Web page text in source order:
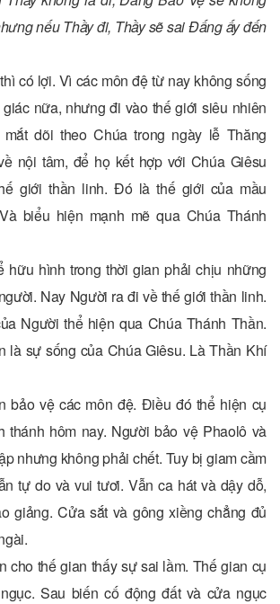
nếu Thầy đi, Thầy sẽ sai Đấng ấy đến
có lợi. Vì các môn đệ từ nay không sống
nữa, nhưng đi vào thế giới siêu nhiên
dõi theo Chúa trong ngày lễ Thăng
nội tâm, để họ kết hợp với Chúa Giêsu
giới thần linh. Đó là thế giới của mầu
biểu hiện mạnh mẽ qua Chúa Thánh
hữu hình trong thời gian phải chịu những
Nay Người ra đi về thế giới thần linh.
Người thể hiện qua Chúa Thánh Thần.
là sự sống của Chúa Giêsu. Là Thần Khí
bảo vệ các môn đệ. Điều đó thể hiện cụ
thánh hôm nay. Người bảo vệ Phaolô và
nhưng không phải chết. Tuy bị giam cầm
tự do và vui tươi. Vẫn ca hát và dậy dỗ,
giảng. Cửa sắt và gông xiềng chẳng đủ
cho thế gian thấy sự sai lầm. Thế gian cụ
Sau biến cố động đất và cửa ngục